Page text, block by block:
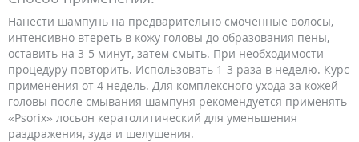
Нанести шампунь на предварительно смоченные волосы,
интенсивно втереть в кожу головы до образования пены,
оставить на 3-5 минут, затем смыть. При необходимости
процедуру повторить. Использовать 1-3 раза в неделю. Курс
применения от 4 недель. Для комплексного ухода за кожей
головы после смывания шампуня рекомендуется применять
«Psorix» лосьон кератолитический для уменьшения
раздражения, зуда и шелушения.